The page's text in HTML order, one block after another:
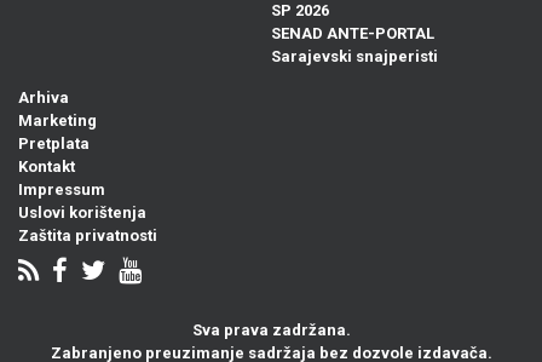
SP 2026
SENAD ANTE-PORTAL
Sarajevski snajperisti
Arhiva
Marketing
Pretplata
Kontakt
Impressum
Uslovi korištenja
Zaštita privatnosti
Sva prava zadržana.
Zabranjeno preuzimanje sadržaja bez dozvole izdavača.